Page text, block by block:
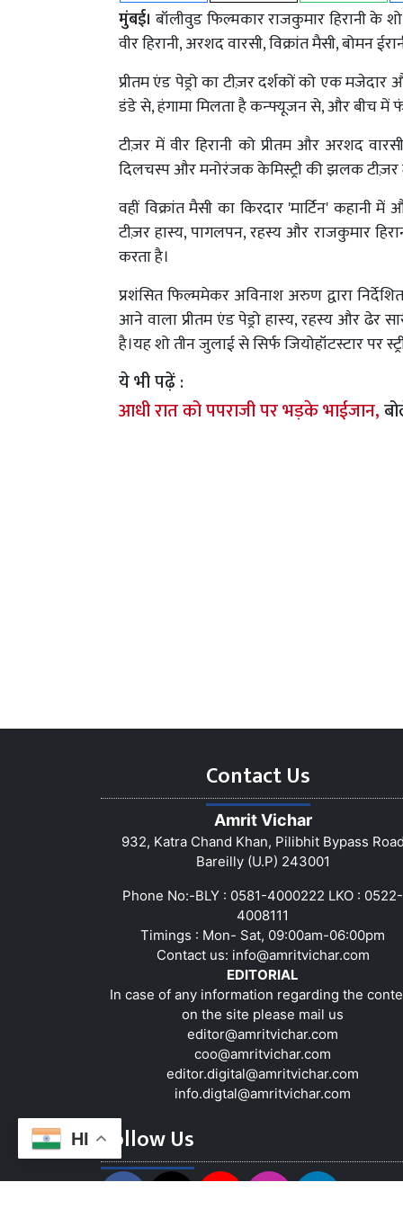
HI
मुंबई। बॉलीवुड फिल्मकार राजकुमार हिरानी के शो
वीर हिरानी, अरशद वारसी, विक्रांत मैसी, बोमन
प्रीतम एंड पेड्रो का टीज़र दर्शकों को एक
डंडे से, हंगामा मिलता है कन्फ्यूजन से, और बीच
टीज़र में वीर हिरानी को प्रीतम और अरशद
दिलचस्प और मनोरंजक केमिस्ट्री की झलक
वहीं विक्रांत मैसी का किरदार 'मार्टिन'
टीज़र हास्य, पागलपन, रहस्य और राजकुमार
करता है।
प्रशंसित फिल्ममेकर अविनाश अरुण द्वारा
आने वाला प्रीतम एंड पेड्रो हास्य, रहस्य और ढेर
है।यह शो तीन जुलाई से सिर्फ जियोहॉटस्टार पर
ये भी पढ़ें :
आधी रात को पपराजी पर भड़के भाईजान,
Contact Us
Amrit Vichar
932, Katra Chand Khan, Pilibhit Bypass
Bareilly (U.P) 243001
Phone No:-BLY : 0581-4000222 LKO : 0522-
4008111
Timings : Mon- Sat, 09:00am-06:00pm
Contact us: info@amritvichar.com
EDITORIAL
In case of any information regarding the
on the site please mail us
editor@amritvichar.com
coo@amritvichar.com
editor.digital@amritvichar.com
info.digtal@amritvichar.com
Follow Us